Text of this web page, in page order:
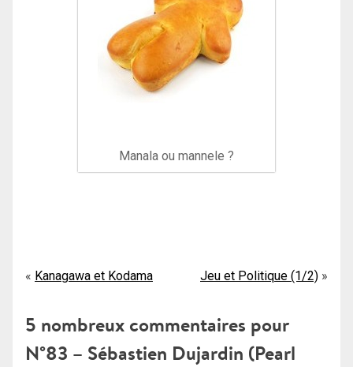
Manala ou mannele ?
Navigation
l’article
Kanagawa et Kodama Jeu et Politique (1/2)
5 nombreux commentaires pour
N°83 – Sébastien Dujardin (Pearl